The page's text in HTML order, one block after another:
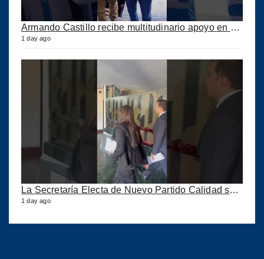
1 day ago
La Secretaría Electa de Nuevo Partido Calidad sale huyendo de la Prensa
1 day ago